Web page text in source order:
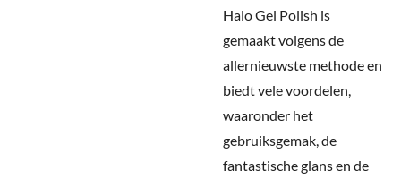
Halo Gel Polish is
gemaakt volgens de
allernieuwste methode en
biedt vele voordelen,
waaronder het
gebruiksgemak, de
fantastische glans en de